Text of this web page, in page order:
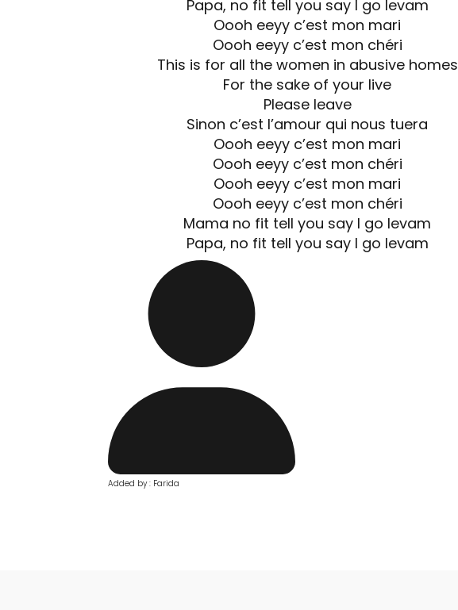
Papa, no fit tell you say I go levam
Oooh eeyy c’est mon mari
Oooh eeyy c’est mon chéri
This is for all the women in abusive homes
For the sake of your live
Please leave
Sinon c’est l’amour qui nous tuera
Oooh eeyy c’est mon mari
Oooh eeyy c’est mon chéri
Oooh eeyy c’est mon mari
Oooh eeyy c’est mon chéri
Mama no fit tell you say I go levam
Papa, no fit tell you say I go levam
Added by : Farida